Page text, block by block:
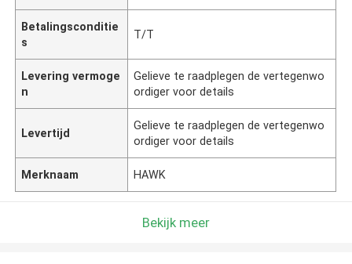
Betalingsconditie
s
T/T
Levering vermoge
n
Gelieve te raadplegen de vertegenwo
ordiger voor details
Levertijd
Gelieve te raadplegen de vertegenwo
ordiger voor details
Merknaam HAWK
Bekijk meer